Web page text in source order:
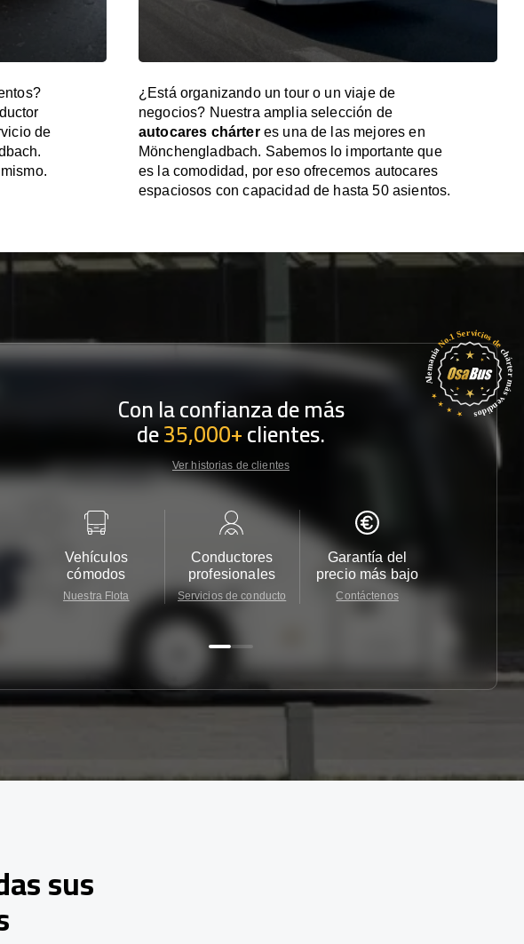
de
¿Está organizando un tour o un viaje de
negocios? Nuestra amplia selección de
autocares chárteres una de las mejores en
Mönchengladbach. Sabemos lo importante que
es la comodidad, por eso ofrecemos autocares
espaciosos con capacidad de hasta 50 asientos.
Con la confianza de más
de35,000+clientes.
Ver historias de clientes
Vehículos
cómodos
Nuestra Flota
Conductores
profesionales
Servicios de conducto
Garantía del
precio más bajo
Contáctenos
sus